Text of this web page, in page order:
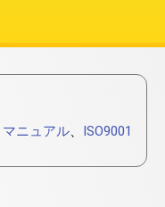
マニュアル、 ISO9001